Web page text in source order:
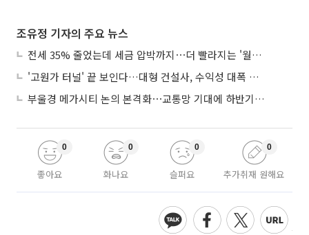
조유정 기자의 주요 뉴스
전세 35% 줄었는데 세금 압박까지⋯더 빨라지는 '월세화'
'고원가 터널' 끝 보인다…대형 건설사, 수익성 대폭 개선
부울경 메가시티 논의 본격화⋯교통망 기대에 하반기 분양시장 '주목'
좋아요
0
화나요
0
슬퍼요
0
추가취재 원해요
0